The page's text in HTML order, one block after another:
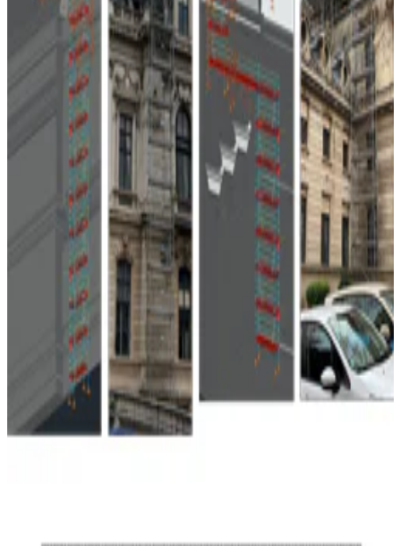
Étanchéité
Travaux d'étanchéité toiture terrasse
Aller plus loin
Nos autres solutions
Pour façade
Pour couvreurs
Pour confinement
Monuments historiques
Toitures provisoires
Grands publics